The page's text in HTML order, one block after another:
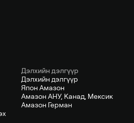
Дэлхийн дэлгүүр
Дэлхийн дэлгүүр
Япон Амазон
Амазон АНУ, Канад, Мексик
Амазон Герман